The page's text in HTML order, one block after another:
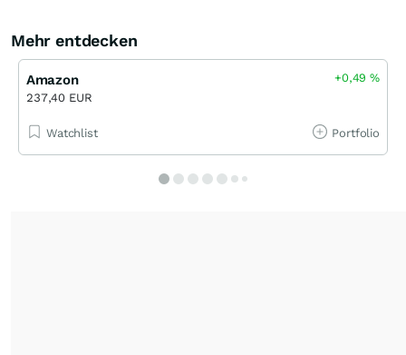
Mehr entdecken
Amazon
237,40 EUR
+0,49%
Watchlist Portfolio